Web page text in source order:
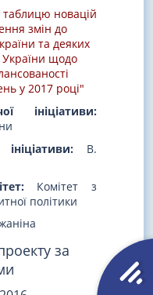
таблицю новацій
змін до
та деяких
України щодо
у 2017 році"
ініціативи:
В.
Комітет з
політики
за